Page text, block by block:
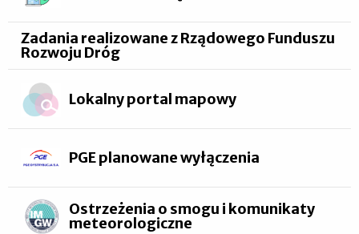
Zadania realizowane z Rządowego Funduszu
Rozwoju Dróg
Lokalny portal mapowy
PGE planowane wyłączenia
Ostrzeżenia o smogu i komunikaty
meteorologiczne